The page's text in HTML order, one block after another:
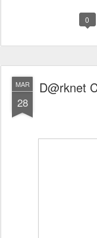
0
MAR
28
D@rknet